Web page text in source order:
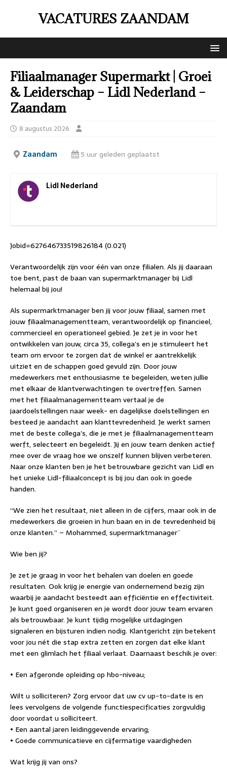
VACATURES ZAANDAM
Filiaalmanager Supermarkt | Groei
& Leiderschap – Lidl Nederland –
Zaandam
8 augustus 2026
Zaandam 5 uur geleden geplaatst
Lidl Nederland
Jobid=627646733519826184 (0.021)
Verantwoordelijk zijn voor één van onze filialen. Als jij daaraan
toe bent, past de baan van supermarktmanager bij Lidl
helemaal bij jou!
Als supermarktmanager ben jij voor jouw filiaal, samen met
jouw filiaalmanagementteam, verantwoordelijk op financieel,
commercieel en operationeel gebied. Je zet je in voor het
ontwikkelen van jouw, circa 35, collega’s en je stimuleert het
team om ervoor te zorgen dat de winkel er aantrekkelijk
uitziet en de schappen goed gevuld zijn. Door jouw
medewerkers met enthousiasme te begeleiden, weten jullie
met elkaar de klantverwachtingen te overtreffen. Samen
met het filiaalmanagementteam vertaal je de
jaardoelstellingen naar week- en dagelijkse doelstellingen en
besteed je aandacht aan klanttevredenheid. Je werkt samen
met de beste collega’s, die je met je filiaalmanagementteam
werft, selecteert en begeleidt. Jij en jouw team denken actief
mee over de vraag hoe we onszelf kunnen blijven verbeteren.
Naar onze klanten ben je het betrouwbare gezicht van Lidl en
het unieke Lidl-filiaalconcept is bij jou dan ook in goede
handen.
“We zien het resultaat, niet alleen in de cijfers, maar ook in de
medewerkers die groeien in hun baan en in de tevredenheid bij
onze klanten.” – Mohammed, supermarktmanager¨
Wie ben jij?
Je zet je graag in voor het behalen van doelen en goede
resultaten. Ook krijg je energie van ondernemend bezig zijn
waarbij je aandacht besteedt aan efficiëntie en effectiviteit.
Je kunt goed organiseren en je wordt door jouw team ervaren
als betrouwbaar. Je kunt tijdig mogelijke uitdagingen
signaleren en bijsturen indien nodig. Klantgericht zijn betekent
voor jou nét die stap extra zetten en zorgen dat elke klant
met een glimlach het filiaal verlaat. Daarnaast beschik je over:
• Een afgeronde opleiding op hbo-niveau;
Wilt u solliciteren? Zorg ervoor dat uw cv up-to-date is en
lees vervolgens de volgende functiespecificaties zorgvuldig
door voordat u solliciteert.
• Een aantal jaren leidinggevende ervaring;
• Goede communicatieve en cijfermatige vaardigheden
Wat krijg jij van ons?